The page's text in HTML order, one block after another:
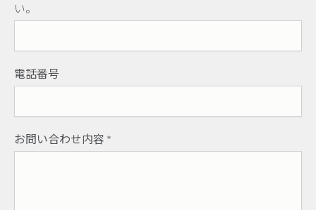
い。
電話番号
お問い合わせ内容 *